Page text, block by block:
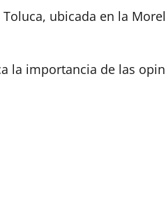
ubicada en la
la importancia de las